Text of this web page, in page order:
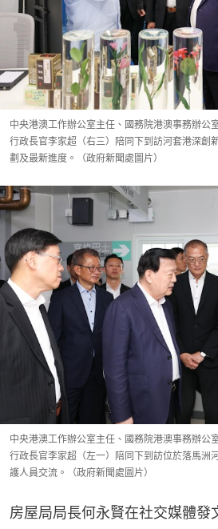
中央港澳工作辦公室主任、國務院港澳事務辦公
行政長官李家超（右三）陪同下到訪河套港深創
劃及最新進度。（政府新聞處圖片）
中央港澳工作辦公室主任、國務院港澳事務辦公
行政長官李家超（左一）陪同下到訪位於落馬洲
護人員交流。（政府新聞處圖片）
房屋局局長何永賢在社交媒體發